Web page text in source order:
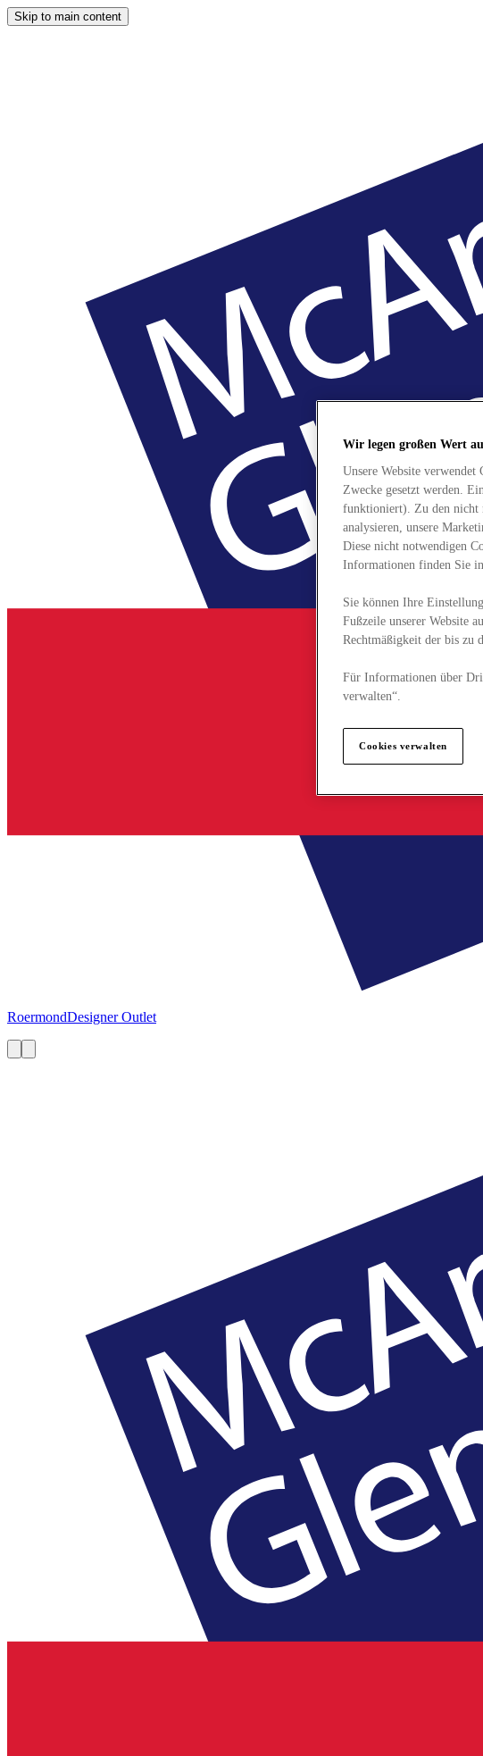
Skip to main content
RoermondDesigner Outlet
Wir legen großen Wert
Unsere Website
Zwecke gesetzt werden.
funktioniert). Zu den nicht
analysieren, unsere
Diese nicht notwendigen
Informationen finden Sie
Sie können Ihre
Fußzeile unserer Website
Rechtmäßigkeit der bis zu
Für Informationen über
verwalten“.
Cookies verwalten